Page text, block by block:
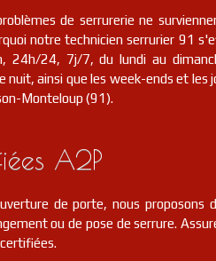
de serrurerie ne
notre technicien serrurier 91
24h/24, 7j/7, du lundi au
nuit, ainsi que les week-ends et les
Monteloup (91).
A2P
de porte, nous proposons
ou de pose de serrure.